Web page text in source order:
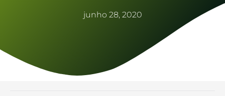
junho 28, 2020